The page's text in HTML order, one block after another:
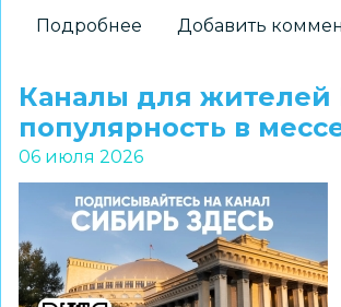
Подробнее
школьников
и
студентов
приняли
участие
в
проекте
Добавить
Каналы для жителей
популярность в
06 июля 2026